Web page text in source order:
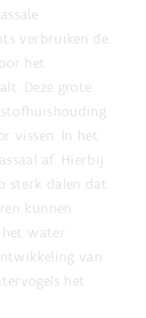
verbruiken de
het
Deze grote
vissen. In het
af. Hierbij
sterk dalen dat
kunnen
water
van
het